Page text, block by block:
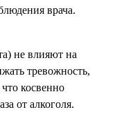
врача.
не влияют на
тревожность,
косвенно
от алкоголя.